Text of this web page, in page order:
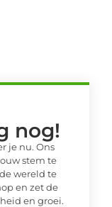
nog!
je nu. Ons
stem te
wereld te
en zet de
en groei.